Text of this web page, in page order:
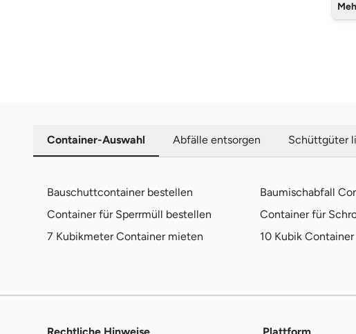
Container-Auswahl Abfälle entsorgen Schüttgüter
Bauschuttcontainer bestellen Baumischabfall
Container für Sperrmüll bestellen
Container für
7 Kubikmeter Container mieten
10 Kubik Container
Rechtliche Hinweise Plattform